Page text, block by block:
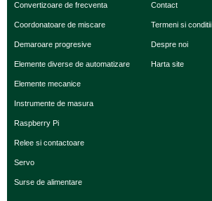
Convertizoare de frecventa
Coordonatoare de miscare
Demaroare progresive
Elemente diverse de automatizare
Elemente mecanice
Instrumente de masura
Raspberry Pi
Relee si contactoare
Servo
Surse de alimentare
Contact
Termeni si conditii
Despre noi
Harta site